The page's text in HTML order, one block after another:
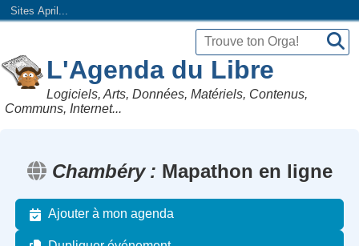
Sites April...
L'Agenda du Libre
Logiciels, Arts, Données, Matériels, Contenus,
Communs, Internet...
Chambéry Mapathon en ligne
Ajouter à mon agenda